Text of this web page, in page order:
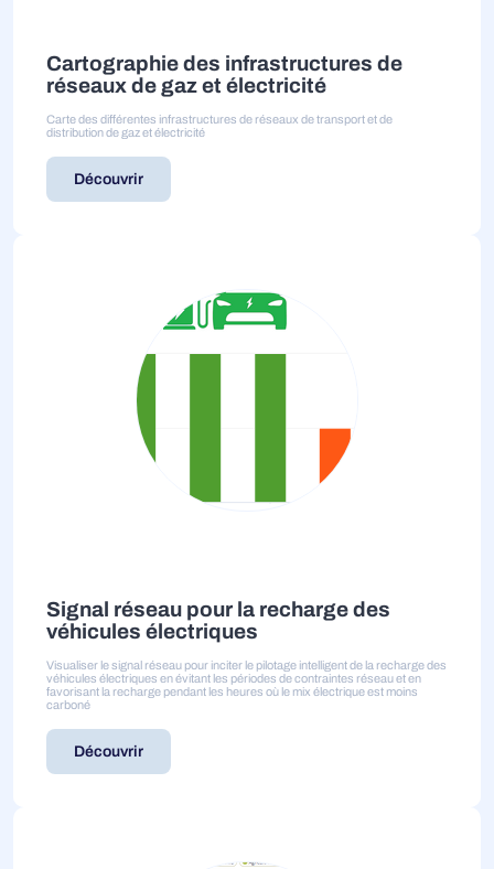
Cartographie des infrastructures de
réseaux de gaz et électricité
Carte des différentes infrastructures de réseaux de transport et de
distribution de gaz et électricité
Découvrir
Signal réseau pour la recharge des
véhicules électriques
Visualiser le signal réseau pour inciter le pilotage intelligent de la recharge des
véhicules électriques en évitant les périodes de contraintes réseau et en
favorisant la recharge pendant les heures où le mix électrique est moins
carboné
Découvrir